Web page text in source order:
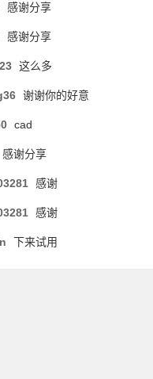
感谢分享
感谢分享
这么多
谢谢你的好意
cad
感谢分享
感谢
感谢
下来试用